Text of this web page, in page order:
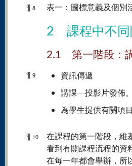
¶ 8 表一：圖標意義及個別
2 課程中不同
2.1 第一階段：
¶ 9
資訊傳遞
講課—投影片發佈。
為學生提供有關項
¶ 10
在課程的第一階段，維
看到有關課程流程的資
在每一年都會舉辦，所